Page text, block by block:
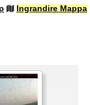
Ingrandire Mappa